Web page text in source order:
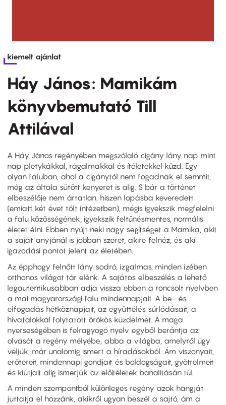
kiemelt ajánlat
Háy János: Mamikám
könyvbemutató Till
Attilával
A Háy János regényében megszólaló cigány lány nap mint
nap pletykákkal, rágalmakkal és ítéletekkel küzd. Egy
olyan faluban, ahol a cigánytól nem fogadnak el semmit,
még az általa sütött kenyeret is alig. S bár a történet
elbeszélője nem ártatlan, hiszen lopásba keveredett
(emiatt két évet tölt intézetben), mégis igyekszik megfelelni
a falu közösségének, igyekszik feltűnésmentes, normális
életet élni. Ebben nyújt neki nagy segítséget a Mamika, akit
a saját anyjánál is jobban szeret, akire felnéz, és aki
igazodási pontot jelent az életében.
Az épphogy felnőtt lány sodró, izgalmas, minden ízében
otthonos világot tár elénk. A sajátos elbeszélés a lehető
legautentikusabban adja vissza ebben a roncsolt nyelvben
a mai magyarországi falu mindennapjait. A be- és
elfogadás hétköznapjait, az együttélés súrlódásait, a
hivatalokkal folytatott örökös küzdelmet. A maga
nyerseségében is felragyogó nyelv egyből berántja az
olvasót a regény mélyébe, abba a világba, amelyről úgy
véljük, már unalomig ismert a híradásokból. Ám viszonyait,
erőtereit, mindennapi gondjait és boldogságait, gyötrelmeit
és kiútjait alig ismerjük az előítéletek banalitásán túl.
A minden szempontból különleges regény azok hangját
juttatja el hozzánk, akikről ugyan beszél a sajtó, ám a